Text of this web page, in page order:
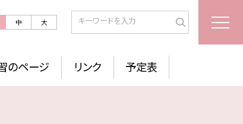
中 大
のページ リンク 予定表